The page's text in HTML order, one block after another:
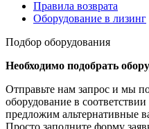
Правила возврата
Оборудование в лизинг
Подбор оборудования
Необходимо подобрать
Отправьте нам запрос и мы
оборудование в
предложим альтернативные